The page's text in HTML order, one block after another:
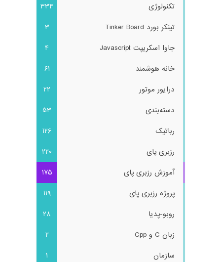
تکنولوژی
334
تینکر بورد Tinker Board
3
جاوا اسکریپت Javascript
4
خانه هوشمند
61
درایور موتور
22
دسته‌بندی
53
رباتیک
126
رزبری پای
220
آموزش رزبری پای
175
پروژه رزبری پای
119
روبو-پدیا
28
زبان C و Cpp
2
سازمان
1